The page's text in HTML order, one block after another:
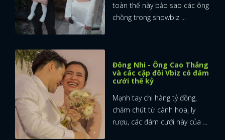
FACEBOOK GOOGLE
toàn thế này bảo sao các ông
chồng trong showbiz ...
Đông Nhi - Ông Cao Thắng
và các cặp đôi Vbiz có đám
cưới thế kỷ
Mạnh tay chi hàng tỷ đồng,
chăm chút từ cành hoa, ly
rượu, các đám cưới này của ...